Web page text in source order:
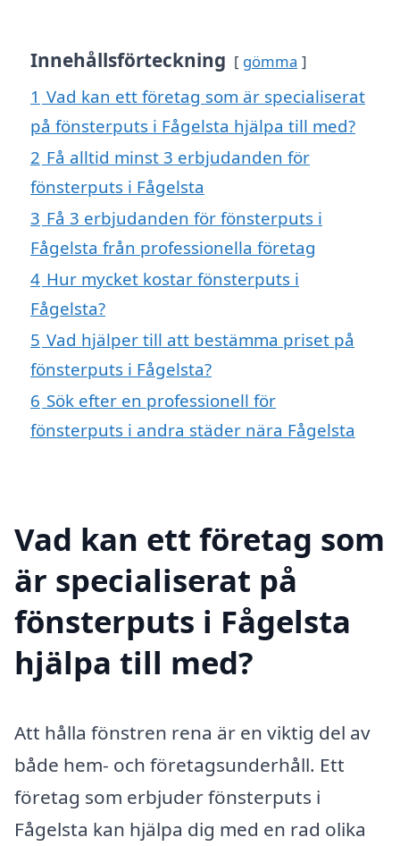
Innehållsförteckning gömma
1 Vad kan ett företag som är specialiserat
på fönsterputs i Fågelsta hjälpa till med?
2 Få alltid minst 3 erbjudanden för
fönsterputs i Fågelsta
3 Få 3 erbjudanden för fönsterputs i
Fågelsta från professionella företag
4 Hur mycket kostar fönsterputs i
Fågelsta?
5 Vad hjälper till att bestämma priset på
fönsterputs i Fågelsta?
6 Sök efter en professionell för
fönsterputs i andra städer nära Fågelsta
Vad kan ett företag som
är specialiserat på
fönsterputs i Fågelsta
hjälpa till med?
Att hålla fönstren rena är en viktig del av
både hem- och företagsunderhåll. Ett
företag som erbjuder fönsterputs i
Fågelsta kan hjälpa dig med en rad olika